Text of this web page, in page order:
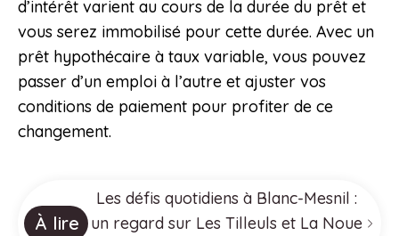
d’intérêt varient au cours de la durée du prêt et
vous serez immobilisé pour cette durée. Avec un
prêt hypothécaire à taux variable, vous pouvez
passer d’un emploi à l’autre et ajuster vos
conditions de paiement pour profiter de ce
changement.
À lire
Les défis quotidiens à Blanc-Mesnil :
un regard sur Les Tilleuls et La Noue